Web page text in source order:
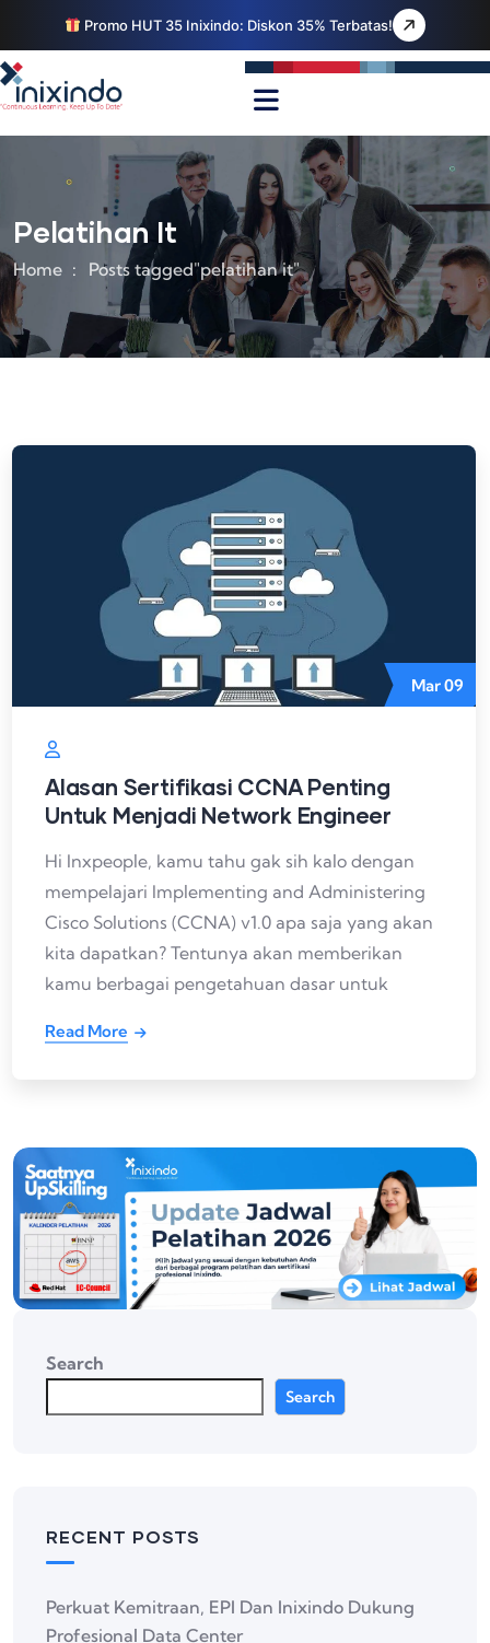
Promo HUT 35 Inixindo: Diskon 35% Terbatas!
Pelatihan It
Home Posts tagged"pelatihan it"
Mar09
Alasan Sertifikasi CCNA Penting
Untuk Menjadi Network Engineer
Hi Inxpeople, kamu tahu gak sih kalo dengan
mempelajari Implementing and Administering
Cisco Solutions (CCNA) v1.0 apa saja yang akan
kita dapatkan? Tentunya akan memberikan
kamu berbagai pengetahuan dasar untuk
Read More
Search
Search
RECENT POSTS
Perkuat Kemitraan, EPI Dan Inixindo Dukung
Profesional Data Center